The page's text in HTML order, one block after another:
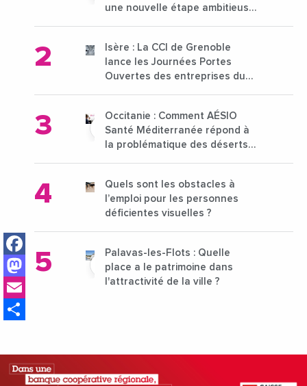
Facebook
Mastodon
une nouvelle étape ambitieuse
Isère : La CCI de Grenoble
lance les Journées Portes
Ouvertes des entreprises du
Occitanie : Comment AÉSIO
Santé Méditerranée répond à
la problématique des déserts
Quels sont les obstacles à
l’emploi pour les personnes
déficientes visuelles ?
Palavas-les-Flots : Quelle
place a le patrimoine dans
l'attractivité de la ville ?